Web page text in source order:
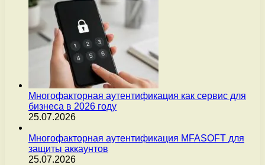
Многофакторная аутентификация как сервис для
бизнеса в 2026 году
25.07.2026
Многофакторная аутентификация MFASOFT для
защиты аккаунтов
25.07.2026